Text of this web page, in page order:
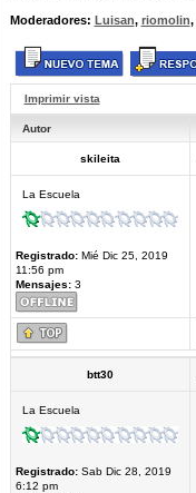
Moderadores: Luisan, riomolin,
Imprimir vista
Autor
skileita
La Escuela
Registrado:Mié Dic 25, 2019
11:56 pm
Mensajes:3
btt30
La Escuela
Registrado:Sab Dic 28, 2019
6:12 pm